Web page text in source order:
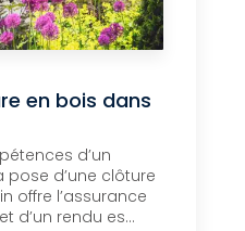
en bois dans
d’un
d’une clôture
offre l’assurance
d’un rendu es...